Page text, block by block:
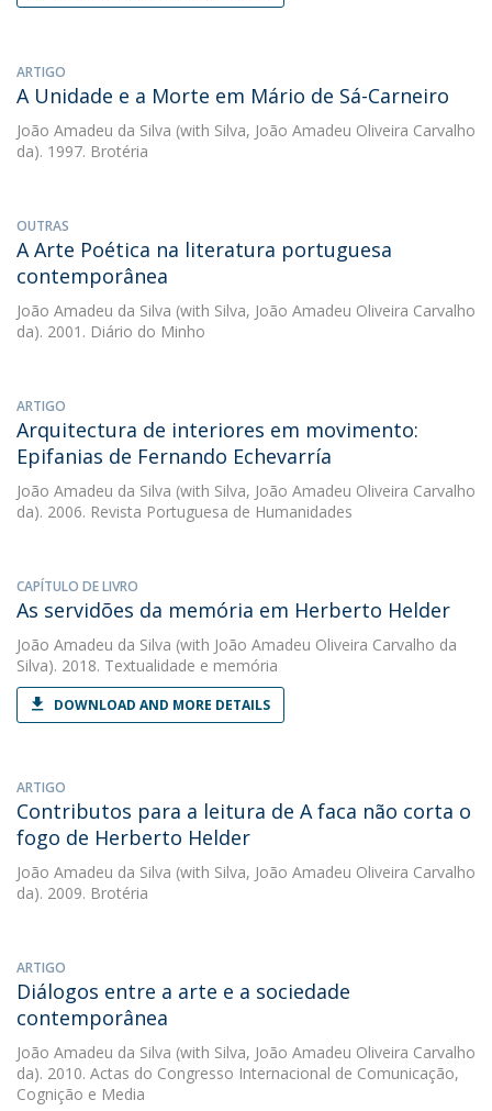
ARTIGO
A Unidade e a Morte em Mário de Sá-Carneiro
João Amadeu da Silva (with Silva, João Amadeu Oliveira Carvalho
da). 1997. Brotéria
OUTRAS
A Arte Poética na literatura portuguesa
contemporânea
João Amadeu da Silva (with Silva, João Amadeu Oliveira Carvalho
da). 2001. Diário do Minho
ARTIGO
Arquitectura de interiores em movimento:
Epifanias de Fernando Echevarría
João Amadeu da Silva (with Silva, João Amadeu Oliveira Carvalho
da). 2006. Revista Portuguesa de Humanidades
CAPÍTULO DE LIVRO
As servidões da memória em Herberto Helder
João Amadeu da Silva (with João Amadeu Oliveira Carvalho da
Silva). 2018. Textualidade e memória
DOWNLOAD AND MORE DETAILS
ARTIGO
Contributos para a leitura de A faca não corta o
fogo de Herberto Helder
João Amadeu da Silva (with Silva, João Amadeu Oliveira Carvalho
da). 2009. Brotéria
ARTIGO
Diálogos entre a arte e a sociedade
contemporânea
João Amadeu da Silva (with Silva, João Amadeu Oliveira Carvalho
da). 2010. Actas do Congresso Internacional de Comunicação,
Cognição e Media